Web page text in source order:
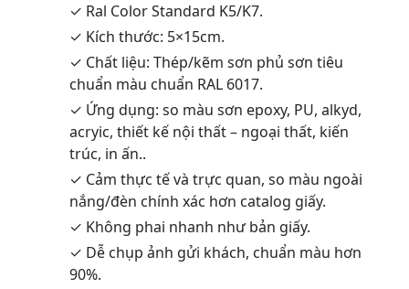
✓ Ral Color Standard K5/K7.
✓ Kích thước: 5×15cm.
✓ Chất liệu: Thép/kẽm sơn phủ sơn tiêu
chuẩn màu chuẩn RAL 6017.
✓ Ứng dụng: so màu sơn epoxy, PU, alkyd,
acryic, thiết kế nội thất – ngoại thất, kiến
trúc, in ấn..
✓ Cảm thực tế và trực quan, so màu ngoài
nắng/đèn chính xác hơn catalog giấy.
✓ Không phai nhanh như bản giấy.
✓ Dễ chụp ảnh gửi khách, chuẩn màu hơn
90%.